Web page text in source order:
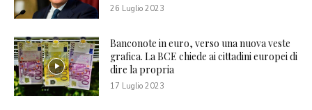
26 Luglio 2023
Banconote in euro, verso una nuova veste
grafica. La BCE chiede ai cittadini europei di
dire la propria
17 Luglio 2023